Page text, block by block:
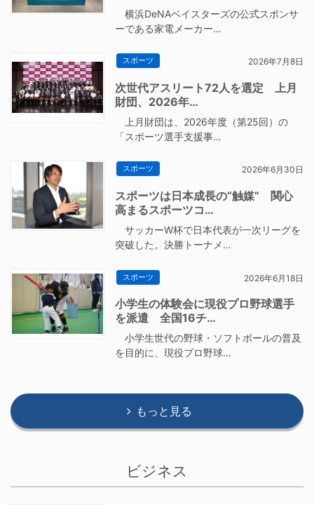
横浜DeNAベイスターズの公式スポンサ
ーである家電メーカー…
スポーツ 2026年7月8日
次世代アスリート72人を選定 上月
財団、2026年…
上月財団は、2026年度（第25回）の
「スポーツ選手支援事…
スポーツ 2026年6月30日
スポーツは日本成長の“触媒” 関心
高まるスポーツコ…
サッカーW杯で日本代表が一次リーグを
突破した。決勝トーナメ…
スポーツ 2026年6月18日
小学生の体験会に現役プロ野球選手
を派遣 全国16チ…
小学生世代の野球・ソフトボールの普及
を目的に、現役プロ野球…
もっと見る
ビジネス